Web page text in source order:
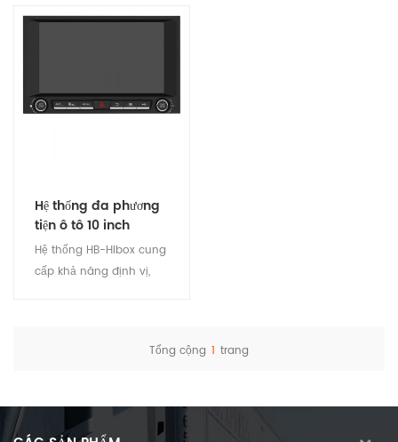
Hệ thống đa phương
tiện ô tô 10 inch
Hệ thống HB-Hibox cung
cấp khả năng định vị,
điều khiển, điều hướng,
các tính năng khác. Nó
Tổng cộng 1 trang